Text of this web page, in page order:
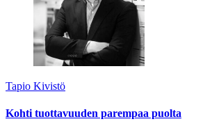
Tapio Kivistö
Kohti tuottavuuden parempaa puolta